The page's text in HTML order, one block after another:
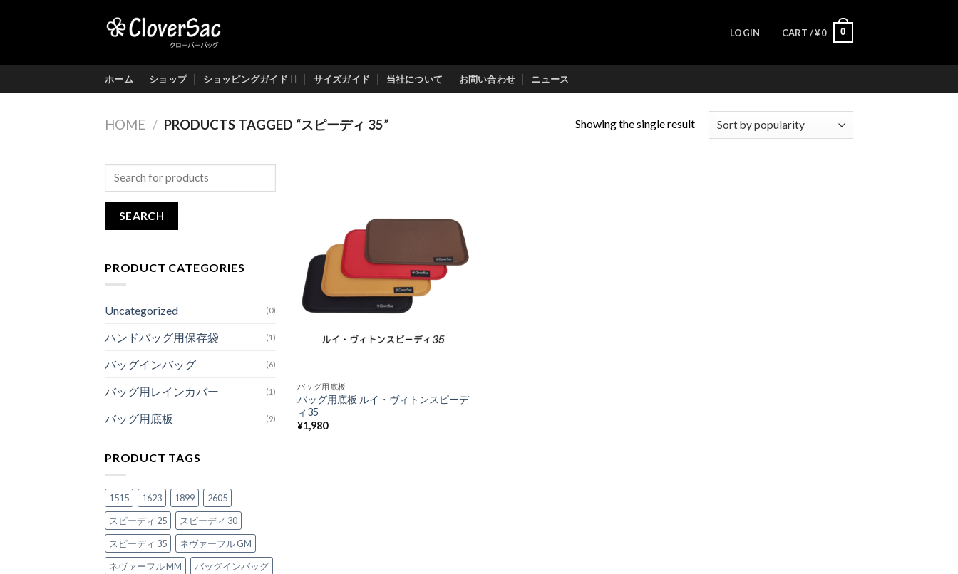
LOGIN CART /¥0 0
ホーム ショップ ショッピングガイド サイズガイド 当社について お問い合わせ ニュース
HOME / PRODUCTS TAGGED “スピーディ 35” Showing the single result
Search
PRODUCT CATEGORIES
Uncategorized (0)
ハンドバッグ用保存袋 (1)
バッグインバッグ (6)
バッグ用レインカバー (1)
バッグ用底板 (9)
PRODUCT TAGS
1515 1623 1899
2605
スピーディ 25
スピーディ 30
スピーディ 35
ネヴァーフル GM
ネヴァーフル MM
バッグインバッグ
バッグ用底板
バッグ用底板 ルイ・ヴィトンスピーデ
ィ35
¥1,980